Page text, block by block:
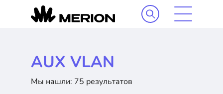
AUX VLAN
Мы нашли: 75 результатов